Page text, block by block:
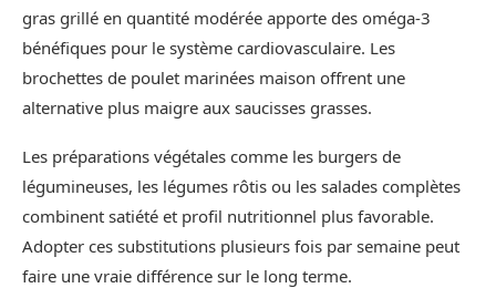
gras grillé en quantité modérée apporte des oméga-3
bénéfiques pour le système cardiovasculaire. Les
brochettes de poulet marinées maison offrent une
alternative plus maigre aux saucisses grasses.
Les préparations végétales comme les burgers de
légumineuses, les légumes rôtis ou les salades complètes
combinent satiété et profil nutritionnel plus favorable.
Adopter ces substitutions plusieurs fois par semaine peut
faire une vraie différence sur le long terme.